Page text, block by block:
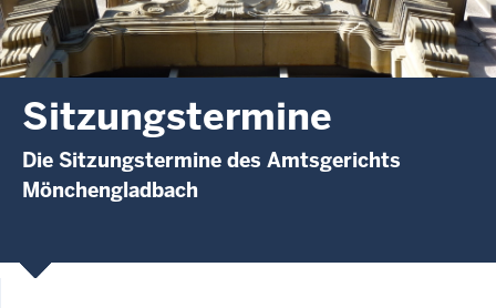
Sitzungstermine
Die Sitzungstermine des Amtsgerichts
Mönchengladbach